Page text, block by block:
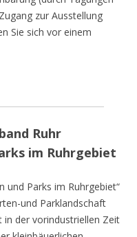
zur Ausstellung
Sie sich vor einem
Ruhr
im Ruhrgebiet
und Parks im Ruhrgebiet“
und Parklandschaft
in der vorindustriellen Zeit